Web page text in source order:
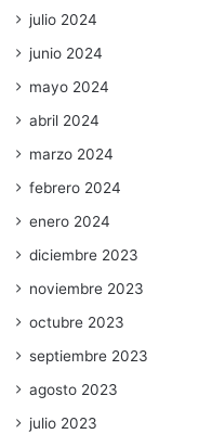
julio 2024
junio 2024
mayo 2024
abril 2024
marzo 2024
febrero 2024
enero 2024
diciembre 2023
noviembre 2023
octubre 2023
septiembre 2023
agosto 2023
julio 2023